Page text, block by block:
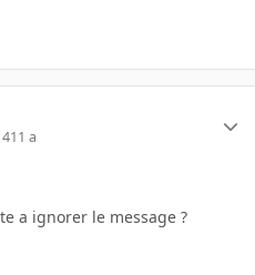
11 a
a ignorer le message ?